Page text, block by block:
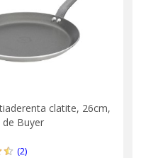
clatite, 26cm,
de Buyer
(2)